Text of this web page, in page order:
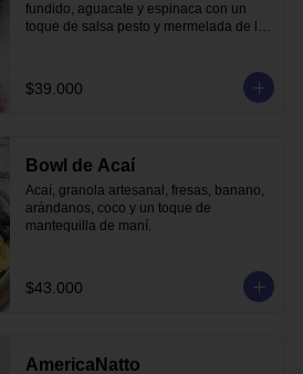
fundido, aguacate y espinaca con un
toque de salsa pesto y mermelada de la
$39.000
Bowl de Acaí
Acaí, granola artesanal, fresas, banano,
arándanos, coco y un toque de
mantequilla de maní.
$43.000
AmericaNatto